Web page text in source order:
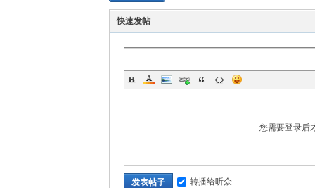
快速发帖
您需要登录后
发表帖子 转播给听众